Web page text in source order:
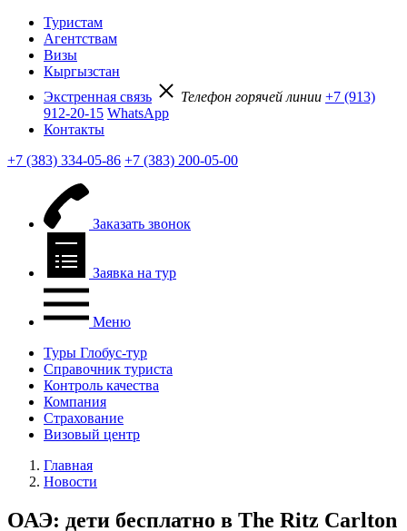
Туристам
Агентствам
Визы
Кыргызстан
Экстренная связь
Телефон горячей линии +7 (913)
912-20-15 WhatsApp
Контакты
+7 (383) 334-05-86 +7 (383) 200-05-00
Заказать звонок
Заявка на тур
Меню
Туры Глобус-тур
Справочник туриста
Контроль качества
Компания
Страхование
Визовый центр
Главная
Новости
ОАЭ: дети бесплатно в The Ritz Carlton